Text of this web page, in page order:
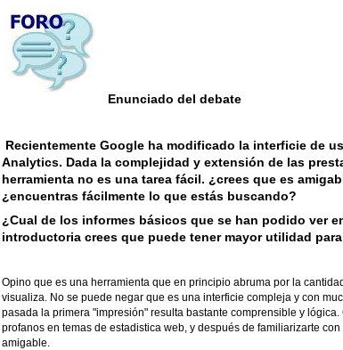
Enunciado del debate
Recientemente Google ha modificado la interficie de
Analytics. Dada la complejidad y extensión de las
herramienta no es una tarea fácil. ¿crees que es
¿encuentras fácilmente lo que estás buscando?
¿Cual de los informes básicos que se han podido ver
introductoria crees que puede tener mayor utilidad
Opino que es una herramienta que en principio abruma por la
visualiza. No se puede negar que es una interficie compleja y con
pasada la primera "impresión" resulta bastante comprensible y
profanos en temas de estadistica web, y después de familiarizarte
amigable.